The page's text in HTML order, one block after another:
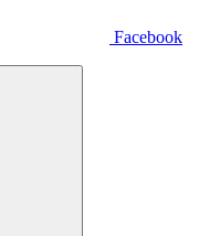
Facebook